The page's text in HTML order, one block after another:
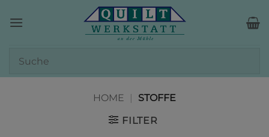
Inhalt
HOME |
STOFFE
FILTER